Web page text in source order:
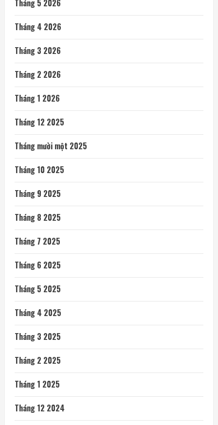
Tháng 5 2026
Tháng 4 2026
Tháng 3 2026
Tháng 2 2026
Tháng 1 2026
Tháng 12 2025
Tháng mười một 2025
Tháng 10 2025
Tháng 9 2025
Tháng 8 2025
Tháng 7 2025
Tháng 6 2025
Tháng 5 2025
Tháng 4 2025
Tháng 3 2025
Tháng 2 2025
Tháng 1 2025
Tháng 12 2024